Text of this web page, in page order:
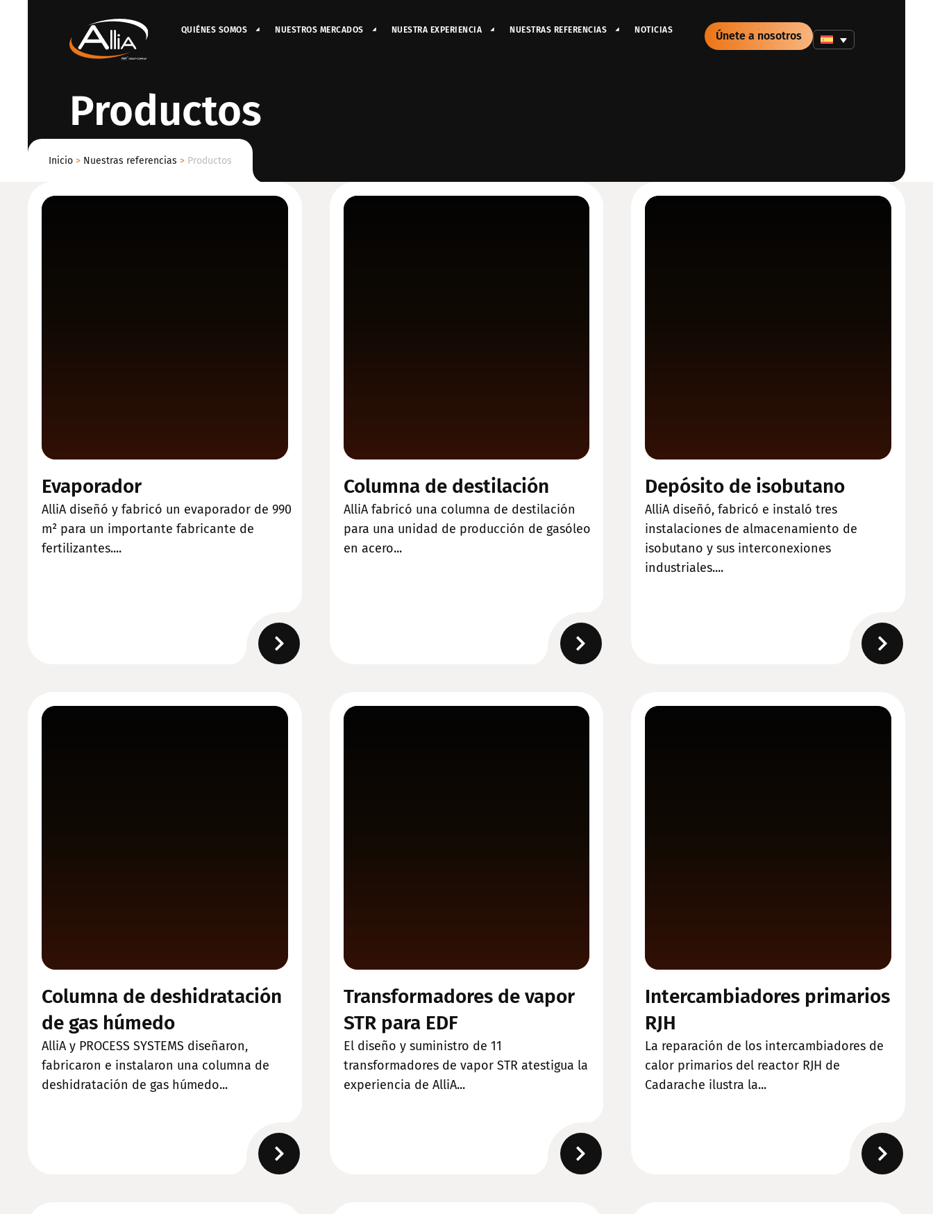
QUIÉNES SOMOS NUESTROS MERCADOS NUESTRA EXPERIENCIA NUESTRAS REFERENCIAS NOTICIAS Únete a nosotros
Productos
Inicio > Nuestras referencias > Productos
Evaporador
AlliA diseñó y fabricó un evaporador de 990
m² para un importante fabricante de
fertilizantes....
Columna de destilación
AlliA fabricó una columna de destilación
para una unidad de producción de gasóleo
en acero...
Depósito de isobutano
AlliA diseñó, fabricó e instaló tres
instalaciones de almacenamiento de
isobutano y sus interconexiones
industriales....
Columna de deshidratación
de gas húmedo
AlliA y PROCESS SYSTEMS diseñaron,
fabricaron e instalaron una columna de
deshidratación de gas húmedo...
Transformadores de vapor
STR para EDF
El diseño y suministro de 11
transformadores de vapor STR atestigua la
experiencia de AlliA...
Intercambiadores primarios
RJH
La reparación de los intercambiadores de
calor primarios del reactor RJH de
Cadarache ilustra la...